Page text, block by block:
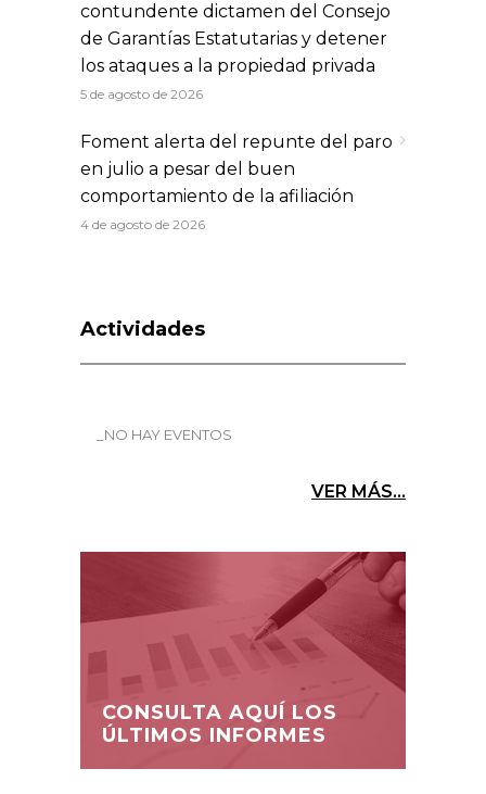
contundente dictamen del Consejo
de Garantías Estatutarias y detener
los ataques a la propiedad privada
5 de agosto de 2026
Foment alerta del repunte del paro
en julio a pesar del buen
comportamiento de la afiliación
4 de agosto de 2026
Actividades
_NO HAY EVENTOS
VER MÁS...
CONSULTA AQUÍ LOS
ÚLTIMOS INFORMES